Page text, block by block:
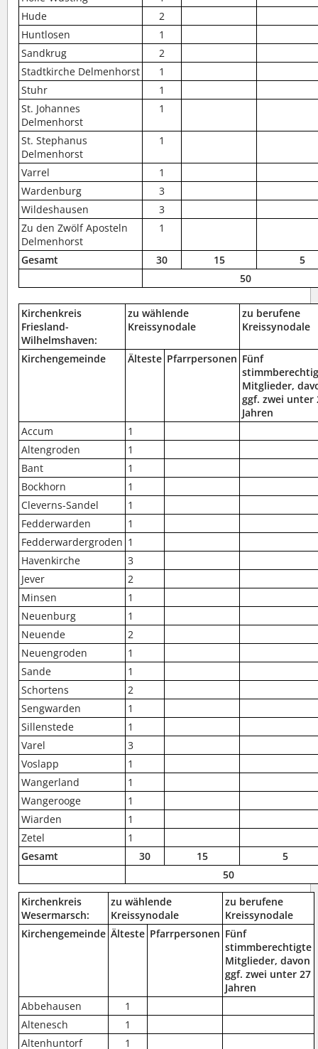
Hude
2
Huntlosen
1
Sandkrug
2
Stadtkirche Delmenhorst
1
Stuhr
1
St. Johannes
Delmenhorst
1
St. Stephanus
Delmenhorst
1
Varrel
1
Wardenburg
3
Wildeshausen
3
Zu den Zwölf Aposteln
Delmenhorst
1
Gesamt 30 15
5
50
Kirchenkreis
Friesland-
Wilhelmshaven:
zu wählende
Kreissynodale
zu berufene
Kreissynodale
Kirchengemeinde Älteste Pfarrpersonen Fünf
Mitglieder,
ggf. zwei unter
Jahren
Accum
1
Altengroden
1
Bant
1
Bockhorn
1
Cleverns-Sandel
1
Fedderwarden
1
Fedderwardergroden 1
Havenkirche
3
Jever
2
Minsen
1
Neuenburg
1
Neuende
2
Neuengroden
1
Sande
1
Schortens
2
Sengwarden
1
Sillenstede
1
Varel
3
Voslapp
1
Wangerland
1
Wangerooge
1
Wiarden
1
Zetel
1
Gesamt
30 15
5
50
Kirchenkreis
Wesermarsch:
zu wählende
Kreissynodale
zu berufene
Kreissynodale
Kirchengemeinde Älteste Pfarrpersonen Fünf
stimmberechtigte
Mitglieder, davon
ggf. zwei unter 27
Jahren
Abbehausen
1
Altenesch
1
Altenhuntorf
1